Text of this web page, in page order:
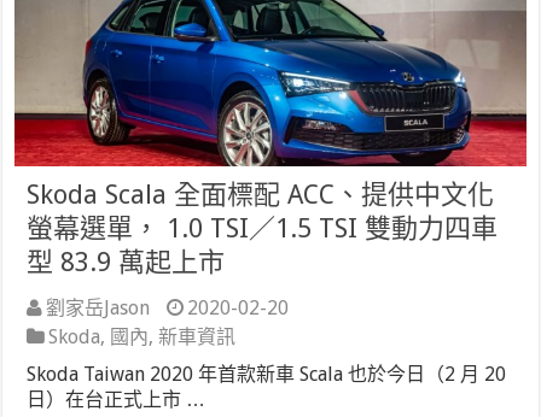
Skoda Scala 全面標配 ACC、提供中文化
螢幕選單， 1.0 TSI／1.5 TSI 雙動力四車
型 83.9 萬起上市
劉家岳Jason
2020-02-20
Skoda, 國內,新車資訊
Skoda Taiwan 2020 年首款新車 Scala 也於今日（2 月 20
日）在台正式上市 …